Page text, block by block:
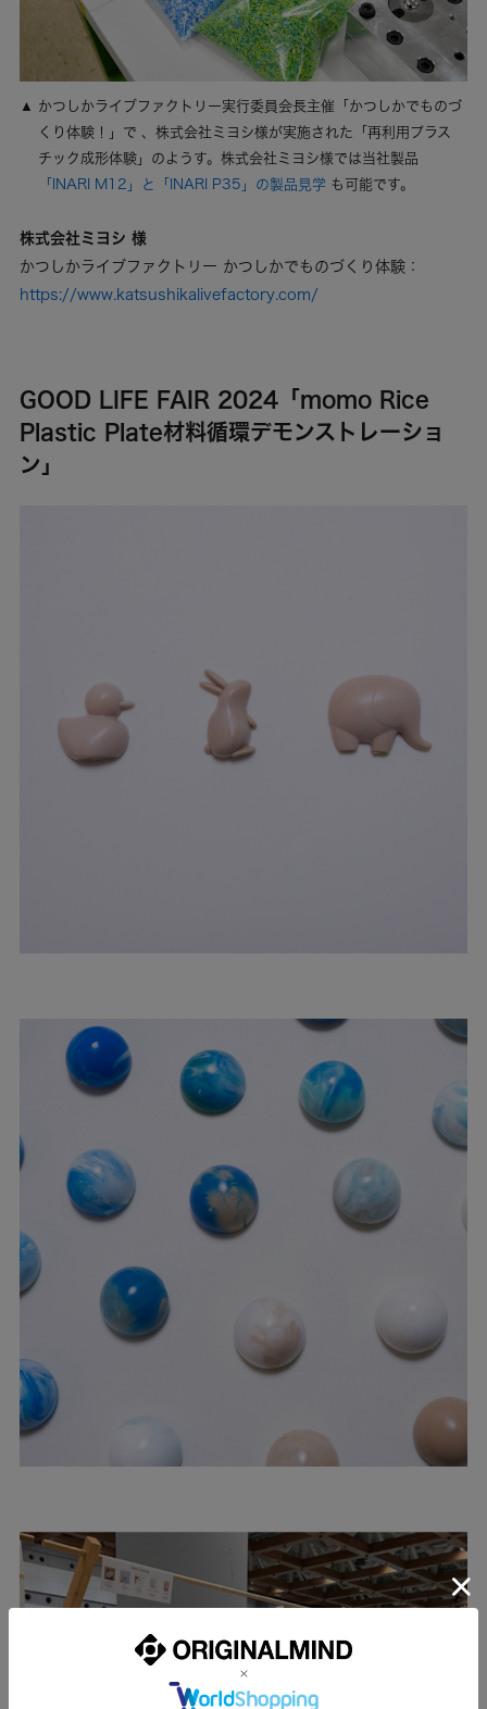
かつしかライブファクトリー実行委員会長主催「かつしかでものづ
くり体験！」で 、株式会社ミヨシ様が実施された「再利用プラス
チック成形体験」のようす。株式会社ミヨシ様では当社製品
「INARI M12」と「INARI P35」の製品見学 も可能です。
株式会社ミヨシ 様
かつしかライブファクトリー かつしかでものづくり体験：
https://www.katsushikalivefactory.com/
GOOD LIFE FAIR 2024「momo Rice
Plastic Plate材料循環デモンストレーショ
ン」